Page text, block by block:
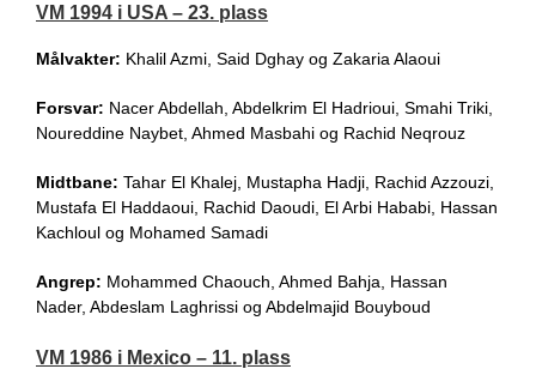
VM 1994 i USA – 23. plass
Målvakter: Khalil Azmi, Said Dghay og Zakaria Alaoui
Forsvar: Nacer Abdellah, Abdelkrim El Hadrioui, Smahi Triki,
Noureddine Naybet, Ahmed Masbahi og Rachid Neqrouz
Midtbane: Tahar El Khalej, Mustapha Hadji, Rachid Azzouzi,
Mustafa El Haddaoui, Rachid Daoudi, El Arbi Hababi, Hassan
Kachloul og Mohamed Samadi
Angrep: Mohammed Chaouch, Ahmed Bahja, Hassan
Nader, Abdeslam Laghrissi og Abdelmajid Bouyboud
VM 1986 i Mexico – 11. plass